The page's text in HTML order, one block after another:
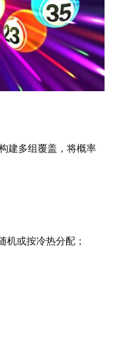
建多组覆盖，将概率
机或按冷热分配；